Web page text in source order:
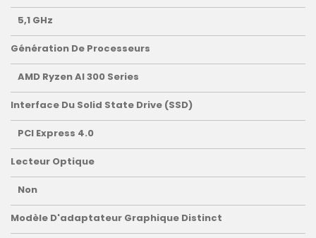
5,1 GHz
Génération De Processeurs
AMD Ryzen AI 300 Series
Interface Du Solid State Drive (SSD)
PCI Express 4.0
Lecteur Optique
Non
Modèle D'adaptateur Graphique Distinct